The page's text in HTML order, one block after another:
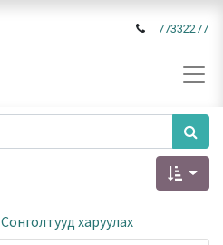
77332277
Сонголтууд харуулах